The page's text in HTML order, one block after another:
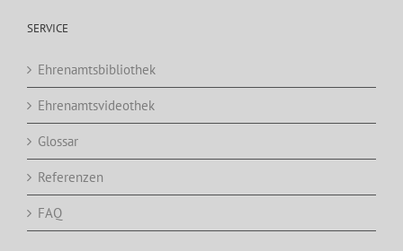
SERVICE
Ehrenamtsbibliothek
Ehrenamtsvideothek
Glossar
Referenzen
FAQ